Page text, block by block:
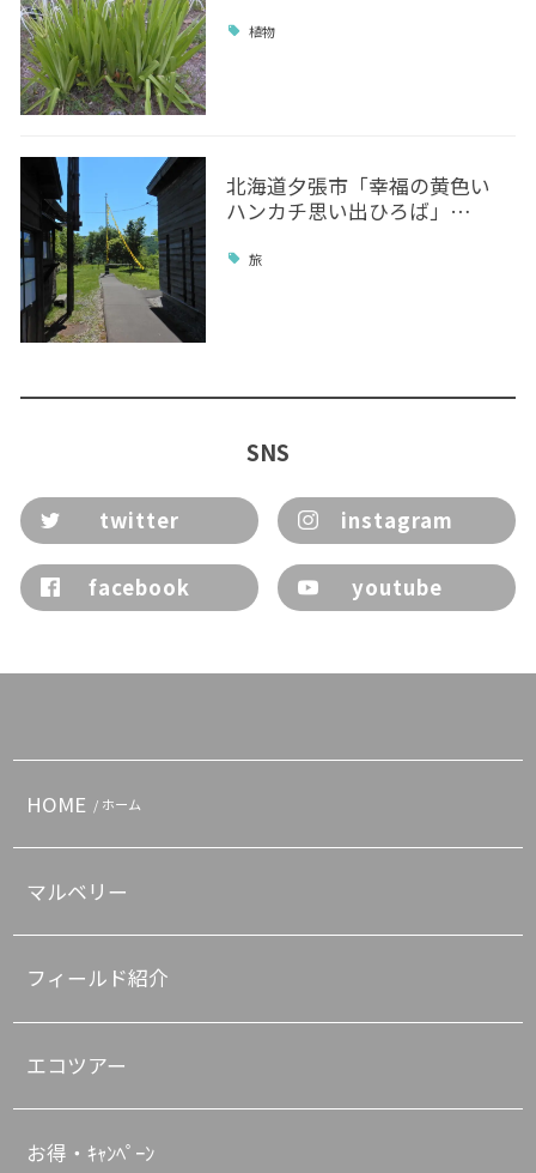
植物
北海道夕張市「幸福の黄色い
ハンカチ思い出ひろば」…
旅
SNS
twitter instagram
facebook youtube
HOME / ホーム
マルベリー
フィールド紹介
エコツアー
お得・ｷｬﾝﾍﾟｰﾝ